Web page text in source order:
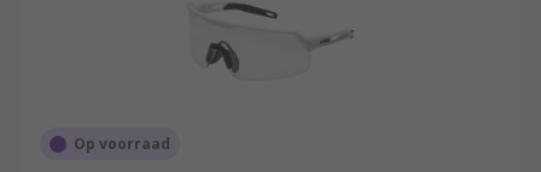
Op voorraad